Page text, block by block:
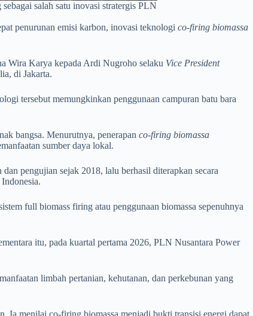
salah satu inovasi stratergis PLN
penurunan emisi karbon, inovasi teknologi co-firing biomassa
Wira Karya kepada Ardi Nugroho selaku Vice President
di Jakarta.
tersebut memungkinkan penggunaan campuran batu bara
bangsa. Menurutnya, penerapan co-firing biomassa
sumber daya lokal.
pengujian sejak 2018, lalu berhasil diterapkan secara
full biomass firing atau penggunaan biomassa sepenuhnya
itu, pada kuartal pertama 2026, PLN Nusantara Power
limbah pertanian, kehutanan, dan perkebunan yang
Ia menilai co-firing biomassa menjadi bukti transisi energi dapat